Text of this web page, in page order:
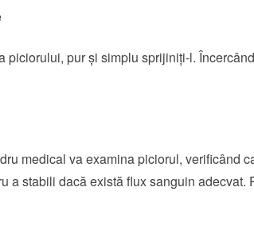
piciorului, pur și simplu sprijiniți-l.
medical va examina piciorul, verificând
a stabili dacă există flux sanguin adecvat.